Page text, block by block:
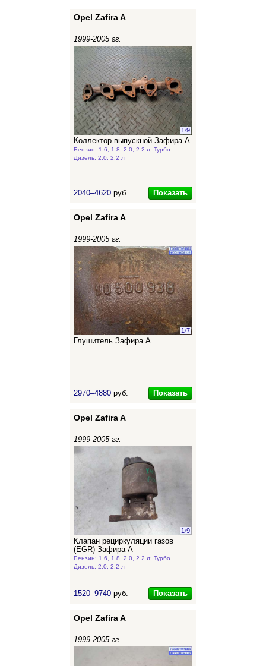
Opel Zafira A
1999-2005 гг.
1/9
Коллектор выпускной Зафира А
Бензин: 1.6, 1.8, 2.0, 2.2 л; Турбо
Дизель: 2.0, 2.2 л
2040–4620 руб. Показать
Opel Zafira A
1999-2005 гг.
1/7
Глушитель Зафира А
2970–4880 руб. Показать
Opel Zafira A
1999-2005 гг.
1/9
Клапан рециркуляции газов
(EGR) Зафира А
Бензин: 1.6, 1.8, 2.0, 2.2 л; Турбо
Дизель: 2.0, 2.2 л
1520–9740 руб. Показать
Opel Zafira A
1999-2005 гг.